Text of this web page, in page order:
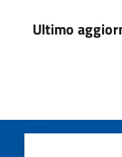
Ultimo